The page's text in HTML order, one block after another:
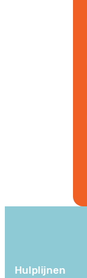
Hulplijnen